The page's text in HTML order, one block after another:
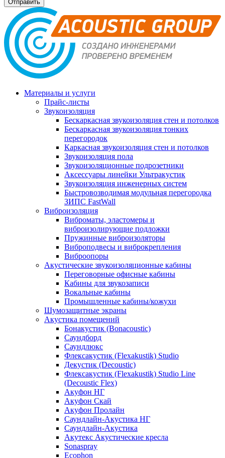
Материалы и услуги
Прайс-листы
Звукоизоляция
Бескаркасная звукоизоляция стен и потолков
Бескаркасная звукоизоляция тонких
перегородок
Каркасная звукоизоляция стен и потолков
Звукоизоляция пола
Звукоизоляционные подрозетники
Аксессуары линейки Ультракустик
Звукоизоляция инженерных систем
Быстровозводимая модульная перегородка
ЗИПС FastWall
Виброизоляция
Виброматы, эластомеры и
виброизолирующие подложки
Пружинные виброизоляторы
Виброподвесы и виброкрепления
Виброопоры
Акустические звукоизоляционные кабины
Переговорные офисные кабины
Кабины для звукозаписи
Вокальные кабины
Промышленные кабины/кожухи
Шумозащитные экраны
Акустика помещений
Бонакустик (Bonacoustic)
Саундборд
Саундлюкс
Флексакустик (Flexakustik) Studio
Декустик (Decoustic)
Флексакустик (Flexakustik) Studio Line
(Decoustic Flex)
Акуфон НГ
Акуфон Скай
Акуфон Пролайн
Саундлайн-Акустика НГ
Саундлайн-Акустика
Акутекс Акустические кресла
Sonaspray
Ecophon